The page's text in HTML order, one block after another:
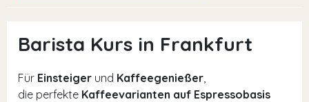
Barista Kurs in Frankfurt
Für Einsteiger und Kaffeegenießer,
die perfekte Kaffeevarianten auf Espressobasis